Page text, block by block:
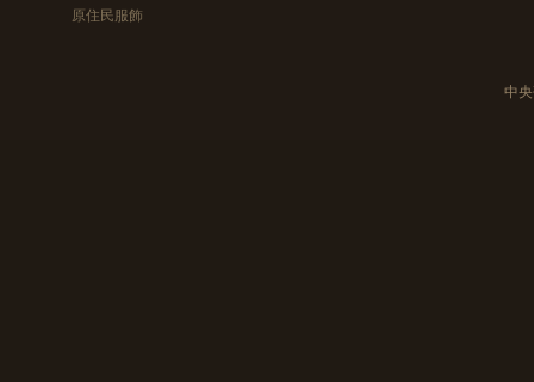
原住民服飾
中